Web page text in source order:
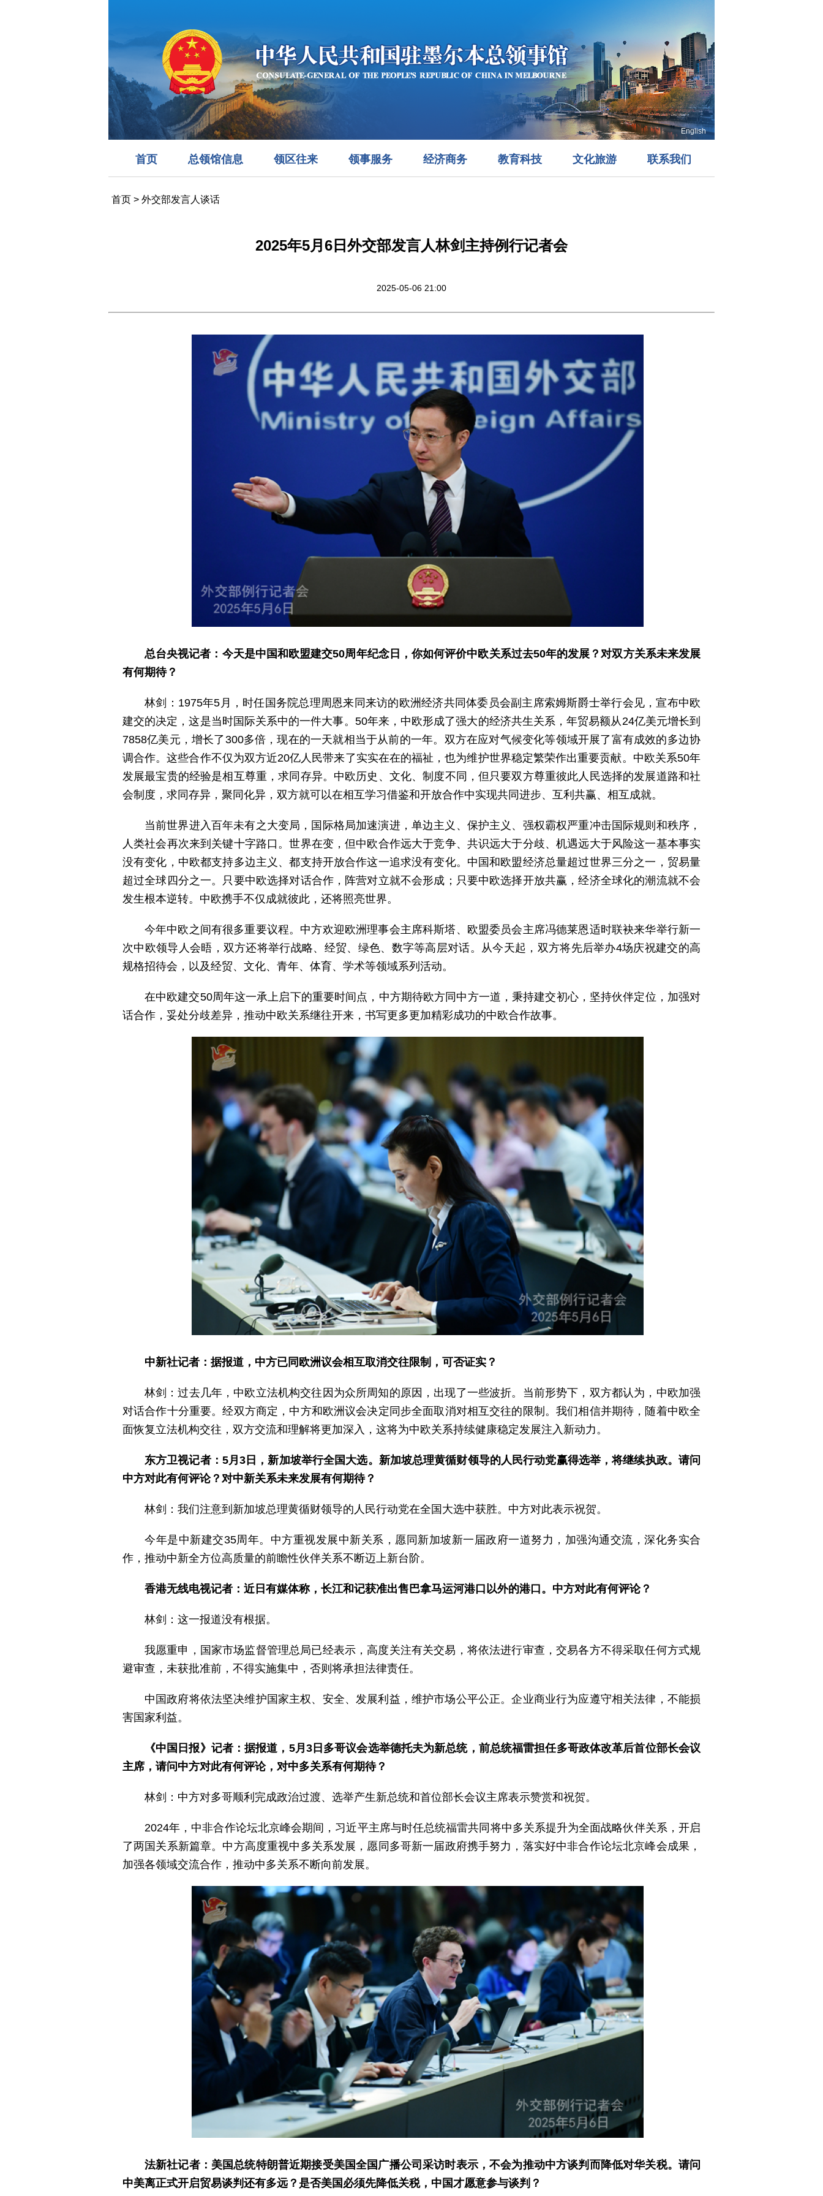
English
首页 总领馆信息 领区往来 领事服务 经济商务 教育科技 文化旅游 联系我们
首页 > 外交部发言人谈话
2025年5月6日外交部发言人林剑主持例行记者会
2025-05-06 21:00
总台央视记者：今天是中国和欧盟建交50周年纪念日，你如何评价中欧关系过去50年的发展？对双方关系未来发展
有何期待？
林剑：1975年5月，时任国务院总理周恩来同来访的欧洲经济共同体委员会副主席索姆斯爵士举行会见，宣布中欧
建交的决定，这是当时国际关系中的一件大事。50年来，中欧形成了强大的经济共生关系，年贸易额从24亿美元增长到
7858亿美元，增长了300多倍，现在的一天就相当于从前的一年。双方在应对气候变化等领域开展了富有成效的多边协
调合作。这些合作不仅为双方近20亿人民带来了实实在在的福祉，也为维护世界稳定繁荣作出重要贡献。中欧关系50年
发展最宝贵的经验是相互尊重，求同存异。中欧历史、文化、制度不同，但只要双方尊重彼此人民选择的发展道路和社
会制度，求同存异，聚同化异，双方就可以在相互学习借鉴和开放合作中实现共同进步、互利共赢、相互成就。
当前世界进入百年未有之大变局，国际格局加速演进，单边主义、保护主义、强权霸权严重冲击国际规则和秩序，
人类社会再次来到关键十字路口。世界在变，但中欧合作远大于竞争、共识远大于分歧、机遇远大于风险这一基本事实
没有变化，中欧都支持多边主义、都支持开放合作这一追求没有变化。中国和欧盟经济总量超过世界三分之一，贸易量
超过全球四分之一。只要中欧选择对话合作，阵营对立就不会形成；只要中欧选择开放共赢，经济全球化的潮流就不会
发生根本逆转。中欧携手不仅成就彼此，还将照亮世界。
今年中欧之间有很多重要议程。中方欢迎欧洲理事会主席科斯塔、欧盟委员会主席冯德莱恩适时联袂来华举行新一
次中欧领导人会晤，双方还将举行战略、经贸、绿色、数字等高层对话。从今天起，双方将先后举办4场庆祝建交的高
规格招待会，以及经贸、文化、青年、体育、学术等领域系列活动。
在中欧建交50周年这一承上启下的重要时间点，中方期待欧方同中方一道，秉持建交初心，坚持伙伴定位，加强对
话合作，妥处分歧差异，推动中欧关系继往开来，书写更多更加精彩成功的中欧合作故事。
中新社记者：据报道，中方已同欧洲议会相互取消交往限制，可否证实？
林剑：过去几年，中欧立法机构交往因为众所周知的原因，出现了一些波折。当前形势下，双方都认为，中欧加强
对话合作十分重要。经双方商定，中方和欧洲议会决定同步全面取消对相互交往的限制。我们相信并期待，随着中欧全
面恢复立法机构交往，双方交流和理解将更加深入，这将为中欧关系持续健康稳定发展注入新动力。
东方卫视记者：5月3日，新加坡举行全国大选。新加坡总理黄循财领导的人民行动党赢得选举，将继续执政。请问
中方对此有何评论？对中新关系未来发展有何期待？
林剑：我们注意到新加坡总理黄循财领导的人民行动党在全国大选中获胜。中方对此表示祝贺。
今年是中新建交35周年。中方重视发展中新关系，愿同新加坡新一届政府一道努力，加强沟通交流，深化务实合
作，推动中新全方位高质量的前瞻性伙伴关系不断迈上新台阶。
香港无线电视记者：近日有媒体称，长江和记获准出售巴拿马运河港口以外的港口。中方对此有何评论？
林剑：这一报道没有根据。
我愿重申，国家市场监督管理总局已经表示，高度关注有关交易，将依法进行审查，交易各方不得采取任何方式规
避审查，未获批准前，不得实施集中，否则将承担法律责任。
中国政府将依法坚决维护国家主权、安全、发展利益，维护市场公平公正。企业商业行为应遵守相关法律，不能损
害国家利益。
《中国日报》记者：据报道，5月3日多哥议会选举德托夫为新总统，前总统福雷担任多哥政体改革后首位部长会议
主席，请问中方对此有何评论，对中多关系有何期待？
林剑：中方对多哥顺利完成政治过渡、选举产生新总统和首位部长会议主席表示赞赏和祝贺。
2024年，中非合作论坛北京峰会期间，习近平主席与时任总统福雷共同将中多关系提升为全面战略伙伴关系，开启
了两国关系新篇章。中方高度重视中多关系发展，愿同多哥新一届政府携手努力，落实好中非合作论坛北京峰会成果，
加强各领域交流合作，推动中多关系不断向前发展。
法新社记者：美国总统特朗普近期接受美国全国广播公司采访时表示，不会为推动中方谈判而降低对华关税。请问
中美离正式开启贸易谈判还有多远？是否美国必须先降低关税，中国才愿意参与谈判？